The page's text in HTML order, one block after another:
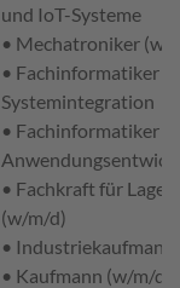
und IoT-Systeme
• Mechatroniker (w/
• Fachinformatiker
Systemintegration
• Fachinformatiker
• Fachkraft für
(w/m/d)
•
• Kaufmann (w/m/d)